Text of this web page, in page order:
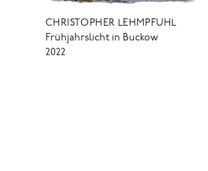
CHRISTOPHER LEHMPFUHL
Frühjahrslicht in Buckow
2022